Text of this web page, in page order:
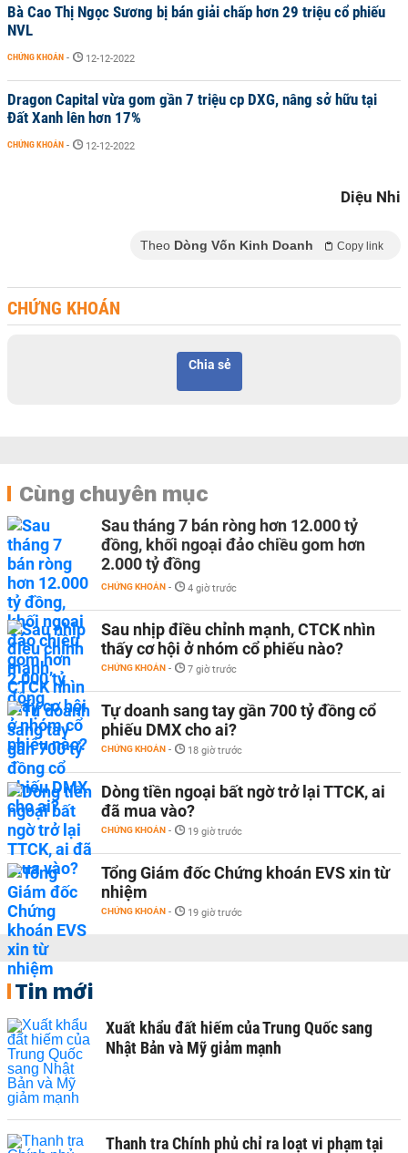
Bà Cao Thị Ngọc Sương bị bán giải chấp hơn 29 triệu cổ phiếu
NVL
CHỨNG KHOÁN - 12-12-2022
Dragon Capital vừa gom gần 7 triệu cp DXG, nâng sở hữu tại
Đất Xanh lên hơn 17%
CHỨNG KHOÁN - 12-12-2022
Diệu Nhi
Theo Dòng Vốn Kinh Doanh Copy link
CHỨNG KHOÁN
Chia sẻ
Cùng chuyên mục
Sau tháng 7 bán ròng hơn 12.000 tỷ
đồng, khối ngoại đảo chiều gom hơn
2.000 tỷ đồng
CHỨNG KHOÁN - 4 giờ trước
Sau nhịp điều chỉnh mạnh, CTCK nhìn
thấy cơ hội ở nhóm cổ phiếu nào?
CHỨNG KHOÁN - 7 giờ trước
Tự doanh sang tay gần 700 tỷ đồng cổ
phiếu DMX cho ai?
CHỨNG KHOÁN - 18 giờ trước
Dòng tiền ngoại bất ngờ trở lại TTCK, ai
đã mua vào?
CHỨNG KHOÁN - 19 giờ trước
Tổng Giám đốc Chứng khoán EVS xin từ
nhiệm
CHỨNG KHOÁN - 19 giờ trước
Tin mới
Xuất khẩu đất hiếm của Trung Quốc sang
Nhật Bản và Mỹ giảm mạnh
Thanh tra Chính phủ chỉ ra loạt vi phạm tại